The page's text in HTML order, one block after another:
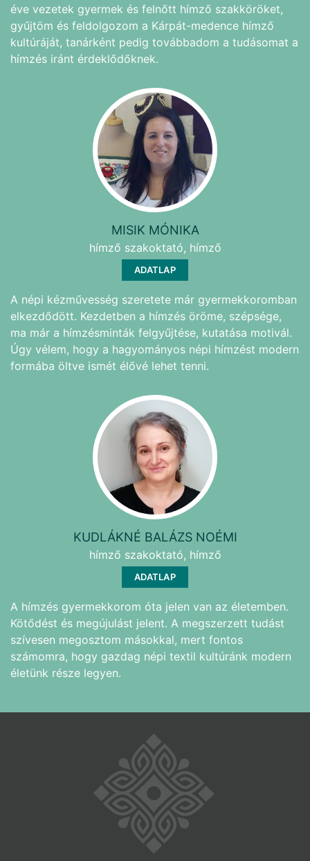
éve vezetek gyermek és felnőtt hímző szakköröket,
gyűjtöm és feldolgozom a Kárpát-medence hímző
kultúráját, tanárként pedig továbbadom a tudásomat a
hímzés iránt érdeklődőknek.
MISIK MÓNIKA
hímző szakoktató, hímző
ADATLAP
A népi kézművesség szeretete már gyermekkoromban
elkezdődött. Kezdetben a hímzés öröme, szépsége,
ma már a hímzésminták felgyűjtése, kutatása motivál.
Úgy vélem, hogy a hagyományos népi hímzést modern
formába öltve ismét élővé lehet tenni.
KUDLÁKNÉ BALÁZS NOÉMI
hímző szakoktató, hímző
ADATLAP
A hímzés gyermekkorom óta jelen van az életemben.
Kötődést és megújulást jelent. A megszerzett tudást
szívesen megosztom másokkal, mert fontos
számomra, hogy gazdag népi textil kultúránk modern
életünk része legyen.